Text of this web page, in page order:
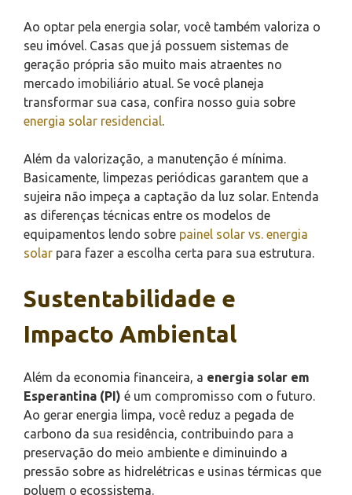
Ao optar pela energia solar, você também valoriza o
seu imóvel. Casas que já possuem sistemas de
geração própria são muito mais atraentes no
mercado imobiliário atual. Se você planeja
transformar sua casa, confira nosso guia sobre
energia solar residencial
Além da valorização, a manutenção é mínima.
Basicamente, limpezas periódicas garantem que a
sujeira não impeça a captação da luz solar. Entenda
as diferenças técnicas entre os modelos de
equipamentos lendo sobre painel solar vs. energia
solar para fazer a escolha certa para sua estrutura.
Sustentabilidade e
Impacto Ambiental
Além da economia financeira, a energia solar em
Esperantina (PI) é um compromisso com o futuro.
Ao gerar energia limpa, você reduz a pegada de
carbono da sua residência, contribuindo para a
preservação do meio ambiente e diminuindo a
pressão sobre as hidrelétricas e usinas térmicas que
poluem o ecossistema.